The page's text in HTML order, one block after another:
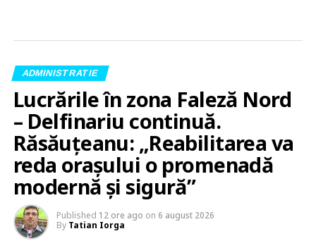
ADMINISTRATIE
Lucrările în zona Faleză Nord
– Delfinariu continuă.
Răsăuțeanu: „Reabilitarea va
reda orașului o promenadă
modernă și sigură”
Published 12 ore ago on 6 august 2026
By Tatian Iorga